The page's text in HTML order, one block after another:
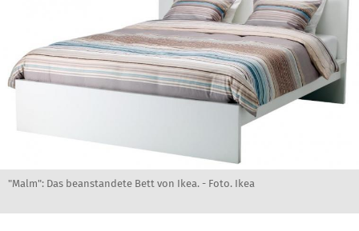
"Malm": Das beanstandete Bett von Ikea. - Foto. Ikea